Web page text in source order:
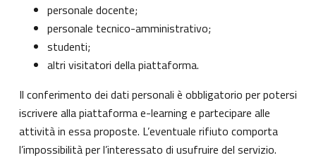
personale docente;
personale tecnico-amministrativo;
studenti;
altri visitatori della piattaforma.
Il conferimento dei dati personali è obbligatorio per potersi
iscrivere alla piattaforma e-learning e partecipare alle
attività in essa proposte. L’eventuale rifiuto comporta
l’impossibilità per l’interessato di usufruire del servizio.